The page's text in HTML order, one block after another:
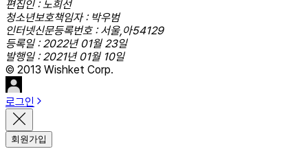
편집인 : 노희선
청소년보호책임자 : 박우범
인터넷신문등록번호 : 서울,아54129
등록일 : 2022년 01월 23일
발행일 : 2021년 01월 10일
© 2013 Wishket Corp.
로그인
회원가입